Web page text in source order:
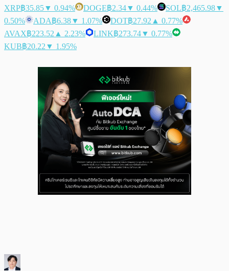
XRP฿35.85▼ 0.94% DOGE฿2.34▼ 0.44% SOL฿2,465.98▼
0.50%
ADA฿6.38▼ 1.07% DOT฿27.92 ▲ 0.77%
AVAX฿223.52 ▲ 2.23% LINK฿273.74▼ 0.77%
KUB฿20.22 ▼ 1.95%